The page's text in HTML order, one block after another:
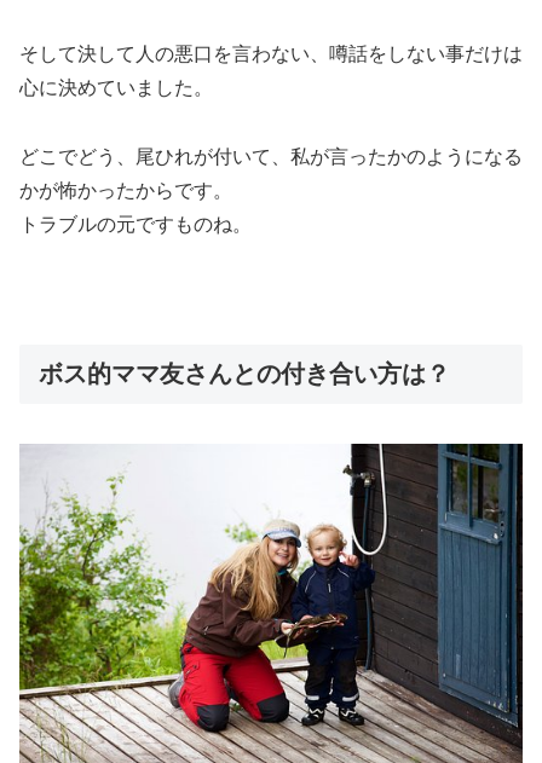
そして決して人の悪口を言わない、噂話をしない事だけは
心に決めていました。
どこでどう、尾ひれが付いて、私が言ったかのようになる
かが怖かったからです。
トラブルの元ですものね。
ボス的ママ友さんとの付き合い方は？